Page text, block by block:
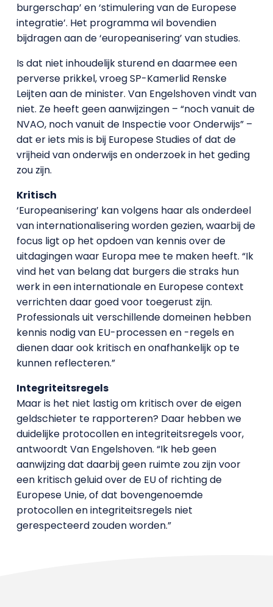
burgerschap’ en ‘stimulering van de Europese
integratie’. Het programma wil bovendien
bijdragen aan de ‘europeanisering’ van studies.
Is dat niet inhoudelijk sturend en daarmee een
perverse prikkel, vroeg SP-Kamerlid Renske
Leijten aan de minister. Van Engelshoven vindt van
niet. Ze heeft geen aanwijzingen – “noch vanuit de
NVAO, noch vanuit de Inspectie voor Onderwijs” –
dat er iets mis is bij Europese Studies of dat de
vrijheid van onderwijs en onderzoek in het geding
zou zijn.
Kritisch
‘Europeanisering’ kan volgens haar als onderdeel
van internationalisering worden gezien, waarbij de
focus ligt op het opdoen van kennis over de
uitdagingen waar Europa mee te maken heeft. “Ik
vind het van belang dat burgers die straks hun
werk in een internationale en Europese context
verrichten daar goed voor toegerust zijn.
Professionals uit verschillende domeinen hebben
kennis nodig van EU-processen en -regels en
dienen daar ook kritisch en onafhankelijk op te
kunnen reflecteren.”
Integriteitsregels
Maar is het niet lastig om kritisch over de eigen
geldschieter te rapporteren? Daar hebben we
duidelijke protocollen en integriteitsregels voor,
antwoordt Van Engelshoven. “Ik heb geen
aanwijzing dat daarbij geen ruimte zou zijn voor
een kritisch geluid over de EU of richting de
Europese Unie, of dat bovengenoemde
protocollen en integriteitsregels niet
gerespecteerd zouden worden.”